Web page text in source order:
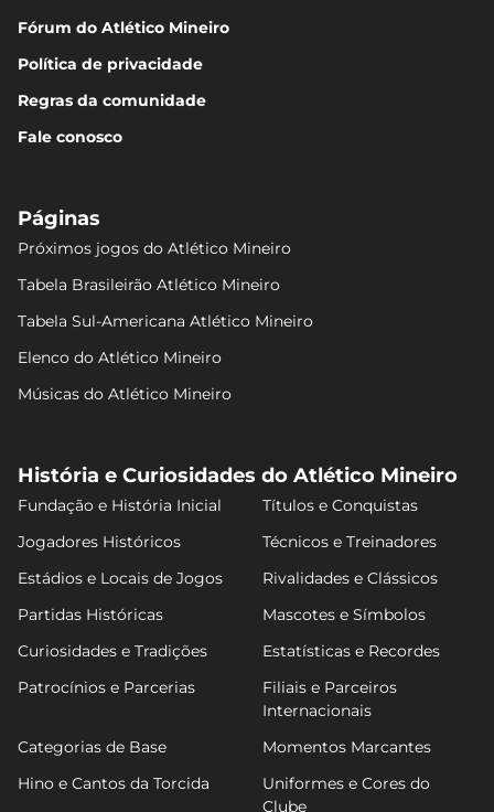
Fórum do Atlético Mineiro
Política de privacidade
Regras da comunidade
Fale conosco
Páginas
Próximos jogos do Atlético Mineiro
Tabela Brasileirão Atlético Mineiro
Tabela Sul-Americana Atlético Mineiro
Elenco do Atlético Mineiro
Músicas do Atlético Mineiro
História e Curiosidades do Atlético Mineiro
Fundação e História Inicial
Títulos e Conquistas
Jogadores Históricos
Técnicos e Treinadores
Estádios e Locais de Jogos
Rivalidades e Clássicos
Partidas Históricas
Mascotes e Símbolos
Curiosidades e Tradições
Estatísticas e Recordes
Patrocínios e Parcerias
Filiais e Parceiros
Internacionais
Categorias de Base
Momentos Marcantes
Hino e Cantos da Torcida
Uniformes e Cores do
Clube